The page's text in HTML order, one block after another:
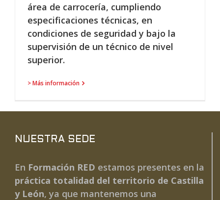
área de carrocería, cumpliendo
especificaciones técnicas, en
condiciones de seguridad y bajo la
supervisión de un técnico de nivel
superior.
> Más información
NUESTRA SEDE
En Formación RED estamos presentes en la
práctica totalidad del territorio de Castilla
y León, ya que mantenemos una